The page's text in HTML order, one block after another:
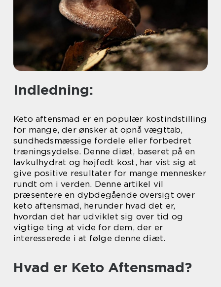
Indledning:
Keto aftensmad er en populær kostindstilling
for mange, der ønsker at opnå vægttab,
sundhedsmæssige fordele eller forbedret
træningsydelse. Denne diæt, baseret på en
lavkulhydrat og højfedt kost, har vist sig at
give positive resultater for mange mennesker
rundt om i verden. Denne artikel vil
præsentere en dybdegående oversigt over
keto aftensmad, herunder hvad det er,
hvordan det har udviklet sig over tid og
vigtige ting at vide for dem, der er
interesserede i at følge denne diæt.
Hvad er Keto Aftensmad?